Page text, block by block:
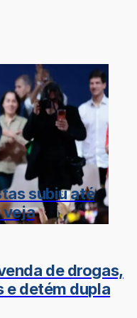
subiu até
veja
de drogas,
e detém dupla